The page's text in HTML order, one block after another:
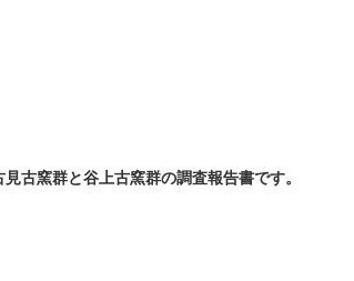
古窯群と谷上古窯群の調査報告書です。